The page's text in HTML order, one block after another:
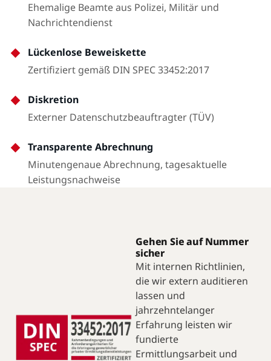
Ehemalige Beamte aus Polizei, Militär und
Nachrichtendienst
Lückenlose Beweiskette
Zertifiziert gemäß DIN SPEC 33452:2017
Diskretion
Externer Datenschutzbeauftragter (TÜV)
Transparente Abrechnung
Minutengenaue Abrechnung, tagesaktuelle
Leistungsnachweise
Gehen Sie auf Nummer
sicher
Mit internen Richtlinien,
die wir extern auditieren
lassen und
jahrzehntelanger
Erfahrung leisten wir
fundierte
Ermittlungsarbeit und